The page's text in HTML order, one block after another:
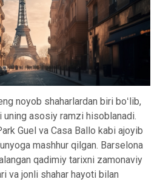
noyob shaharlardan biri boʻlib,
uning asosiy ramzi hisoblanadi.
Guel va Casa Ballo kabi ajoyib
mashhur qilgan. Barselona
qadimiy tarixni zamonaviy
va jonli shahar hayoti bilan